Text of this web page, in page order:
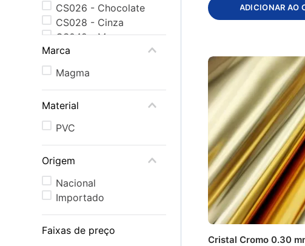
CS026 - Chocolate
CS028 - Cinza
CS042 - Marrom
CS043 - Mostarda
CS076 - Marfim
CS094 - Areia
CS124 - Telha
Marrom/Marrom
D4252 - Marrom/Preto
Marca
Magma
Material
PVC
Origem
Nacional
Importado
Faixas de preço
ADICIONAR AO
Cristal Cromo 0.30